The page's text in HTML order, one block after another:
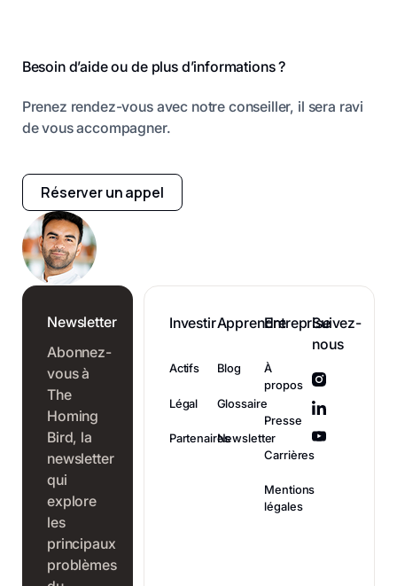
meilleures
que les droits
de…
placement
élite. Pourtant, il
s'agit d'une
? Comprendre la
s'applique aux
Besoin d’aide ou de plus d’informations ?
Prenez rendez-vous avec notre conseiller, il sera ravi
de vous accompagner.
Réserver un appel
Newsletter
Abonnez-
vous à
The
Homing
Bird, la
newsletter
qui
explore
les
principaux
problèmes
Investir
Actifs
Légal
Partenaires
Apprendre
Blog
Glossaire
Newsletter
Entreprise
À
propos
Presse
Carrières
Mentions
légales
Suivez-
nous